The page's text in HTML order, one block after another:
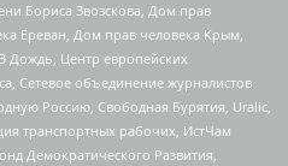
Бориса Звозскова, Дом прав
Ереван, Дом прав человека Крым,
Дождь, Центр европейских
Сетевое объединение журналистов
Россию, Свободная Бурятия, Uralic,
транспортных рабочих, ИстЧам
Демократического Развития,